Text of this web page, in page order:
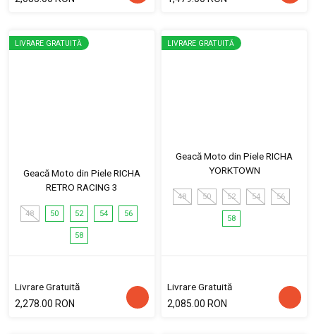
LIVRARE GRATUITĂ
Geacă Moto din Piele RICHA
RETRO RACING 3
48 50 52 54 56
58
Livrare Gratuită
2,278.00 RON
LIVRARE GRATUITĂ
Geacă Moto din Piele RICHA
YORKTOWN
48 50 52 54 56
58
Livrare Gratuită
2,085.00 RON